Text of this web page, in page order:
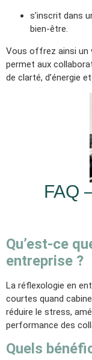
s’inscrit dans
bien-être.
Vous offrez ainsi un
permet aux
de clarté, d’énergie
FAQ
Qu’est-ce
entreprise ?
La réflexologie en
courtes quand
réduire le stress,
performance des
Quels